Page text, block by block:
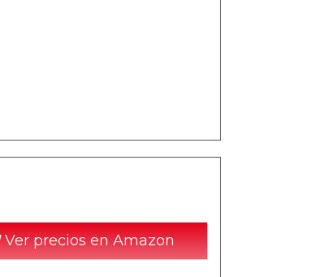
Ver precios en Amazon